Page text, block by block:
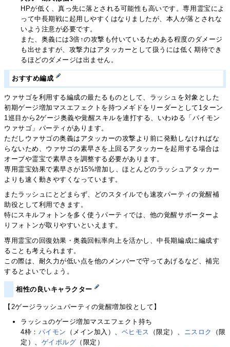
HPが低く、真っ先に落とされる可能性も高いです。専用霊宝によ
って中長期戦に起用しやすくはなりましたが、本人が落とされな
いよう注意が必要です。
また、奥義には3倍↑の攻撃も付いているためある程度のダメージ
も出せますが、攻撃力はアタッカーとして扱うには低く期待でき
るほどのダメージは出ません。
おすすめ編成
ウァサゴを利用する編成の最たるものとして、ラッシュを対象とした
初期ゲージ増加マスエフェクトを持つメギドをリーダーとして1ターン
1巡目から2ゲージ奥義や覚醒スキルを連打する、いわゆる「パイモン
ウァサゴ」パーティがあります。
ただしウァサゴの奥義はアタッカーの攻撃より前に発動しなければな
らないため、ウァサゴの素早さを上回るアタッカーを起用する場合は
オーブや霊宝で素早さを調整する必要があります。
専用霊宝効果で素早さが15%増加し、ほとんどのラッシュアタッカー
よりも速く動きやすくなっています。
またラッシュにとどまらず、どのスタイルでも速攻パーティの覚醒補
助役として利用できます。
特にスキルフォトンを多く使うパーティでは、他の覚醒サポーターよ
りフォトンが取りやすいといえます。
専用霊宝の回復効果・奥義回転率向上を活かし、中長期編成に編成す
ることも考えられます。
この際は、耐久力が低い点を他のメンバーで守ってあげるなど、補完
するとよいでしょう。
相性の良いキャラクター
【2ゲージラッシュパーティの覚醒増加役として】
ラッシュのゲージ増加マスエフェクト持ち
4枠： パイモン （メイン加入）、 ベヒモス （限定）、 ニスロク
（限
定）、 ゲイボルグ （限定）